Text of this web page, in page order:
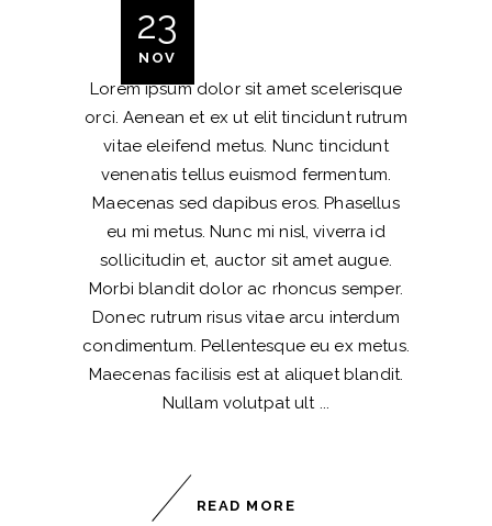
23
NOV
Lorem ipsum dolor sit amet scelerisque
orci. Aenean et ex ut elit tincidunt rutrum
vitae eleifend metus. Nunc tincidunt
venenatis tellus euismod fermentum.
Maecenas sed dapibus eros. Phasellus
eu mi metus. Nunc mi nisl, viverra id
sollicitudin et, auctor sit amet augue.
Morbi blandit dolor ac rhoncus semper.
Donec rutrum risus vitae arcu interdum
condimentum. Pellentesque eu ex metus.
Maecenas facilisis est at aliquet blandit.
Nullam volutpat ult
READ MORE